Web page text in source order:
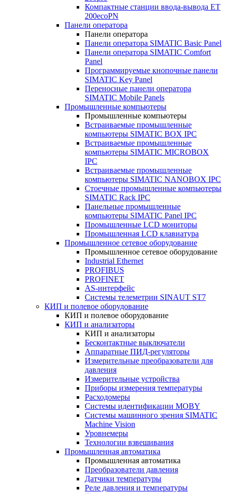
Компактные станции ввода-вывода ET
200ecoPN
Панели оператора
Панели оператора
Панели оператора SIMATIC Basic Panel
Панели оператора SIMATIC Comfort
Panel
Программируемые кнопочные панели
SIMATIC Key Panel
Переносные панели оператора
SIMATIC Mobile Panels
Промышленные компьютеры
Промышленные компьютеры
Встраиваемые промышленные
компьютеры SIMATIC BOX IPC
Встраиваемые промышленные
компьютеры SIMATIC MICROBOX
IPC
Встраиваемые промышленные
компьютеры SIMATIC NANOBOX IPC
Стоечные промышленные компьютеры
SIMATIC Rack IPC
Панельные промышленные
компьютеры SIMATIC Panel IPC
Промышленные LCD мониторы
Промышленная LCD клавиатура
Промышленное сетевое оборудование
Промышленное сетевое оборудование
Industrial Ethernet
PROFIBUS
PROFINET
AS-интерфейс
Системы телеметрии SINAUT ST7
КИП и полевое оборудование
КИП и полевое оборудование
КИП и анализаторы
КИП и анализаторы
Бесконтактные выключатели
Аппаратные ПИД-регуляторы
Измерительные преобразователи для
давления
Измерительные устройства
Приборы измерения температуры
Расходомеры
Системы идентификации MOBY
Системы машинного зрения SIMATIC
Machine Vision
Уровнемеры
Технологии взвешивания
Промышленная автоматика
Промышленная автоматика
Преобразователи давления
Датчики температуры
Реле давления и температуры